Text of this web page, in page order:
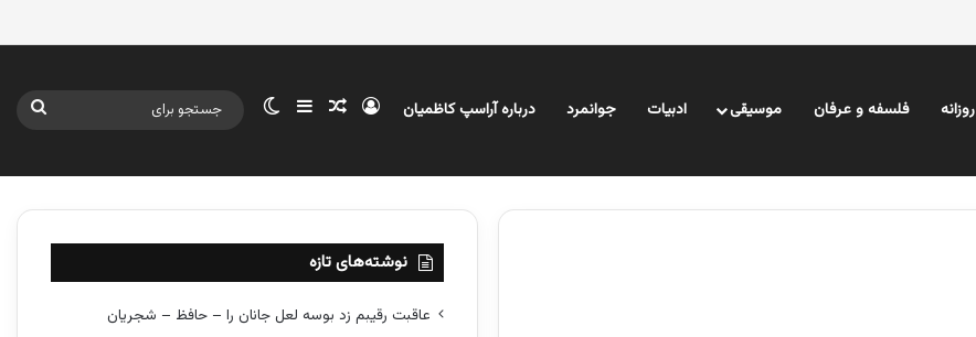
روزانه فلسفه و عرفان موسیقی ادبیات جوانمرد درباره آراسپ کاظمیان ورود نوشته تصادفی
سایدبار تغییر پوسته
نوشته‌های تازه
عاقبت رقیبم زد بوسه لعل جانان را – حافظ – شجریان